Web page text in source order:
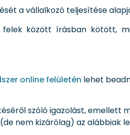
a vállalkozó teljesítése
között írásban kötött,
online felületén lehet
szóló igazolást, emellett
nem kizárólag) az alábbiak